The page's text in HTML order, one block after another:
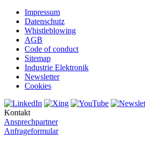
Impressum
Datenschutz
Whistleblowing
AGB
Code of conduct
Sitemap
Industrie Elektronik
Newsletter
Cookies
Kontakt
Ansprechpartner
Anfrageformular